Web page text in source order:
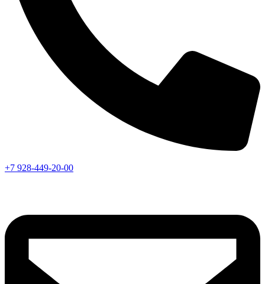
+7 928-449-20-00